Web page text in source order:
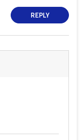
REPLY